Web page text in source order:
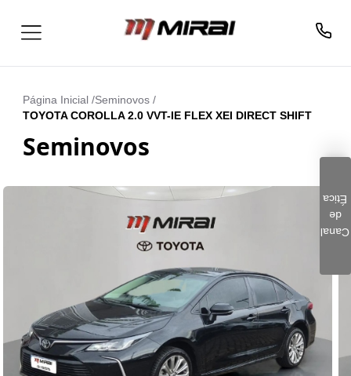
Página Inicial /Seminovos /
TOYOTA COROLLA 2.0 VVT-IE FLEX XEI DIRECT SHIFT
Seminovos
Canal
de
Ética
Clique aqui e preencha o
canal seguro